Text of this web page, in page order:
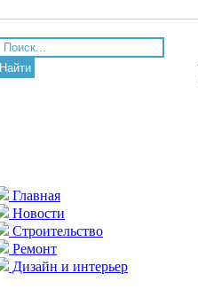
Найти
Главная
Новости
Строительство
Ремонт
Дизайн и интерьер